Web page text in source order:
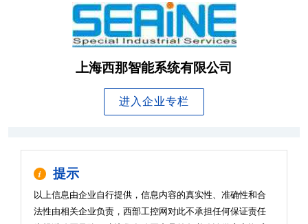
上海西那智能系统有限公司
进入企业专栏
提示
以上信息由企业自行提供，信息内容的真实性、准确性和合
法性由相关企业负责，西部工控网对此不承担任何保证责任